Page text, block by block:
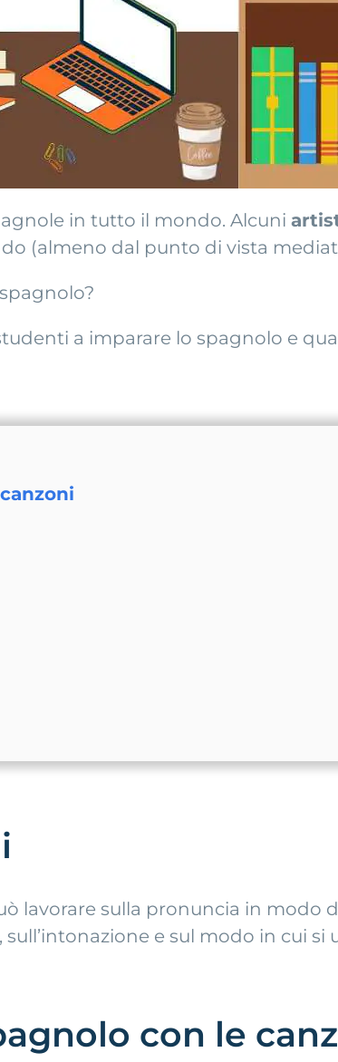
in tutto il mondo. Alcuni
(almeno dal punto di vista
a imparare lo spagnolo e
lavorare sulla pronuncia in modo
e sul modo in cui
con le